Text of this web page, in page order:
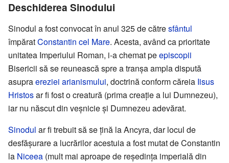
Deschiderea Sinodului
Sinodul a fost convocat în anul 325 de cătresfântul
împăratConstantin cel Mare. Acesta, având ca prioritate
unitatea Imperiului Roman, i-a chemat peepiscopii
Bisericii să se reunească spre a tranșa ampla dispută
asupraereziei arianismului, doctrină conform căreia Iisus
Hristosar fi fost o creatură (prima creație a lui Dumnezeu),
iar nu născut din veșnicie și Dumnezeu adevărat.
Sinodul ar fi trebuit să se țină la Ancyra, dar locul de
desfășurare a lucrărilor acestuia a fost mutat de Constantin
la Niceea (mult mai aproape de reședința imperială din